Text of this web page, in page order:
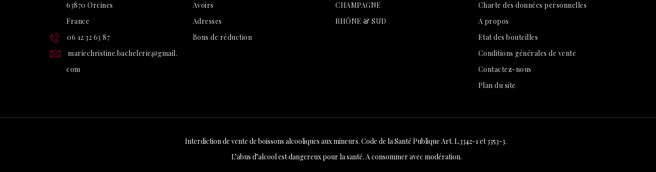
63870 Orcines
France
06 12 32 63 87
mariechristine.bachelerie@gmail.
com
Avoirs
Adresses
Bons de réduction
CHAMPAGNE
RHÔNE & SUD
Charte des données personnelles
A propos
Etat des bouteilles
Conditions générales de vente
Contactez-nous
Plan du site
Interdiction de vente de boissons alcooliques aux mineurs. Code de la Santé Publique Art. L.3342-1 et 3353-3.
L’abus d’alcool est dangereux pour la santé. A consommer avec modération.